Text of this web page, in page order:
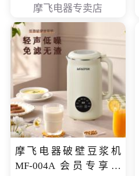
摩飞电器专卖店
摩飞电器破壁豆浆机
MF-004A 会员专享价